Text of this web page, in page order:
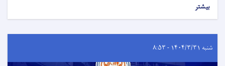
بیشتر
شنبه ۱۴۰۴/۳/۳۱ - ۸:۵۳